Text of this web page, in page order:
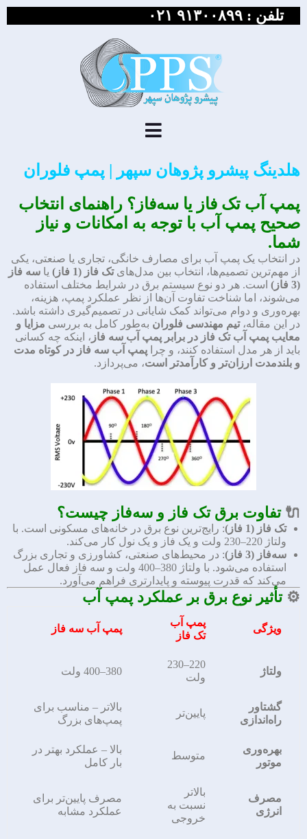
تلفن : ۹۱۳۰۰۸۹۹ ۰۲۱
هلدینگ پیشرو پژوهان سپهر | پمپ فلوران
پمپ آب تک فاز یا سه‌فاز؟ راهنمای انتخاب
صحیح پمپ آب با توجه به امکانات و نیاز
شما.
در انتخاب یک پمپ آب برای مصارف خانگی، تجاری یا صنعتی، یکی
از مهم‌ترین تصمیم‌ها، انتخاب بین مدل‌هایتک فاز (1 فاز) یا سه فاز
(3 فاز)
است. هر دو نوع سیستم برق در شرایط مختلف استفاده
می‌شوند، اما شناخت تفاوت آن‌ها از نظر عملکرد پمپ، هزینه،
بهره‌وری و دوام می‌تواند کمک شایانی در تصمیم‌گیری داشته باشد.
در این مقاله،تیم مهندسی فلوران به‌طور کامل به بررسی مزایا و
معایب پمپ آب تک فاز در برابر پمپ آب سه فاز ، اینکه چه کسانی
باید از هر مدل استفاده کنند، و چرا پمپ آب سه فاز در کوتاه مدت
و بلندمدت ارزان‌تر و کارآمدتر است، می‌پردازد.
🔌تفاوت برق تک فاز و سه‌فاز چیست؟
تک فاز (1 فاز)
: رایج‌ترین نوع برق در خانه‌های مسکونی است. با
ولتاژ 220–230 ولت و یک فاز و یک نول کار می‌کند.
سه‌فاز (3 فاز)
: در محیط‌های صنعتی، کشاورزی و تجاری بزرگ
استفاده می‌شود. با ولتاژ 380–400 ولت و سه فاز فعال عمل
می‌کند که قدرت پیوسته و پایدار‌تری فراهم می‌آورد.
⚙️تأثیر نوع برق بر عملکرد پمپ آب
ویژگی
پمپ آب
تک فاز
پمپ آب سه فاز
ولتاژ
220–230
ولت
380–400 ولت
گشتاور
راه‌اندازی
پایین‌تر
بالاتر – مناسب برای
پمپ‌های بزرگ
بهره‌وری
موتور
متوسط
بالا – عملکرد بهتر در
بار کامل
مصرف
انرژی
بالاتر
نسبت به
خروجی
مصرف پایین‌تر برای
عملکرد مشابه